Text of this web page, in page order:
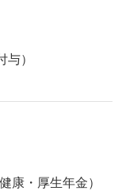
）
康・厚生年金）